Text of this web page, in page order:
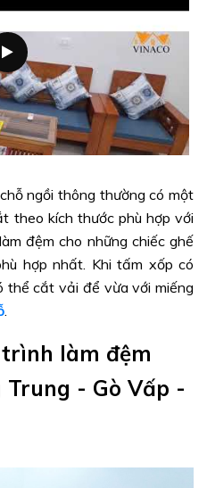
ngồi thông thường có một
theo kích thước phù hợp với
đệm cho những chiếc ghế
hợp nhất. Khi tấm xốp có
thể cắt vải để vừa với miếng
làm đệm
- Gò Vấp -